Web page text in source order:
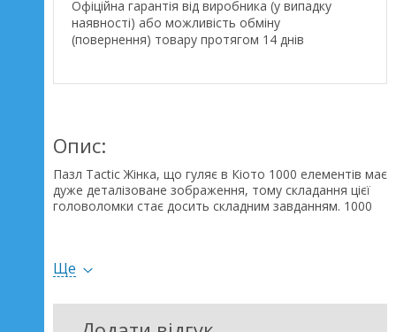
Офіційна гарантія від виробника (у випадку
наявності) або можливість обміну
(повернення) товару протягом 14 днів
Опис:
Пазл Tactic Жінка, що гуляє в Кіото 1000 елементів має
дуже деталізоване зображення, тому складання цієї
головоломки стає досить складним завданням. 1000
Ще